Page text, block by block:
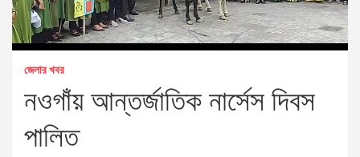
জেলার খবর
নওগাঁয় আন্তর্জাতিক নার্সেস দিবস
পালিত